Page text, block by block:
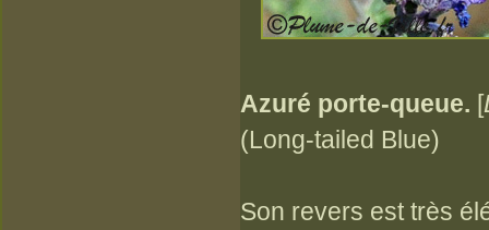
Azuré porte-queue. [
(Long-tailed Blue)
Son revers est très